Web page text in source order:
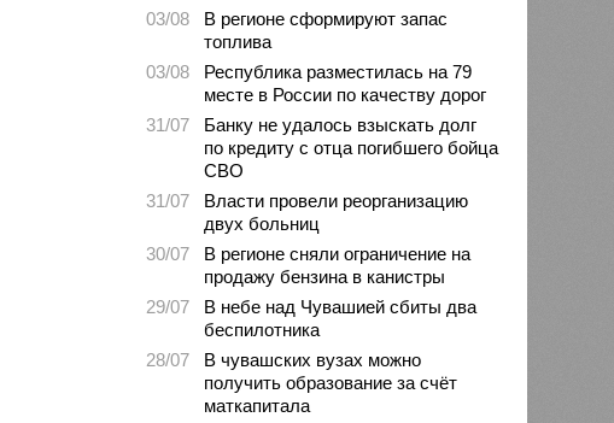
03/08
В регионе сформируют запас
топлива
03/08
Республика разместилась на 79
месте в России по качеству дорог
31/07
Банку не удалось взыскать долг
по кредиту с отца погибшего бойца
СВО
31/07
Власти провели реорганизацию
двух больниц
30/07
В регионе сняли ограничение на
продажу бензина в канистры
29/07
В небе над Чувашией сбиты два
беспилотника
28/07
В чувашских вузах можно
получить образование за счёт
маткапитала